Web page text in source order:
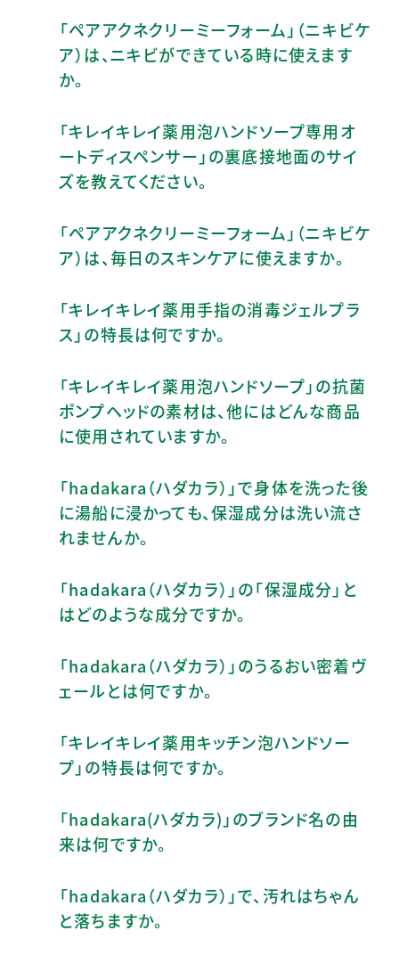
「ペアアクネクリーミーフォーム」（ニキビケ
ア）は、ニキビができている時に使えます
か。
「キレイキレイ薬用泡ハンドソープ専用オ
ートディスペンサー」の裏底接地面のサイ
ズを教えてください。
「ペアアクネクリーミーフォーム」（ニキビケ
ア）は、毎日のスキンケアに使えますか。
「キレイキレイ薬用手指の消毒ジェルプラ
ス」の特長は何ですか。
「キレイキレイ薬用泡ハンドソープ」の抗菌
ポンプヘッドの素材は、他にはどんな商品
に使用されていますか。
「hadakara（ハダカラ）」で身体を洗った後
に湯船に浸かっても、保湿成分は洗い流さ
れませんか。
「hadakara（ハダカラ）」の「保湿成分」と
はどのような成分ですか。
「hadakara（ハダカラ）」のうるおい密着ヴ
ェールとは何ですか。
「キレイキレイ薬用キッチン泡ハンドソー
プ」の特長は何ですか。
「hadakara(ハダカラ)」のブランド名の由
来は何ですか。
「hadakara（ハダカラ）」で、汚れはちゃん
と落ちますか。